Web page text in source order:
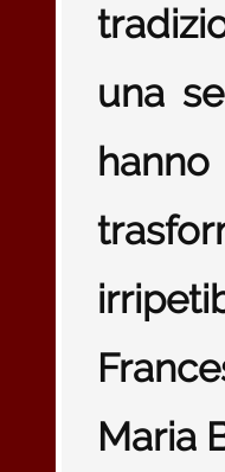
una
Maria